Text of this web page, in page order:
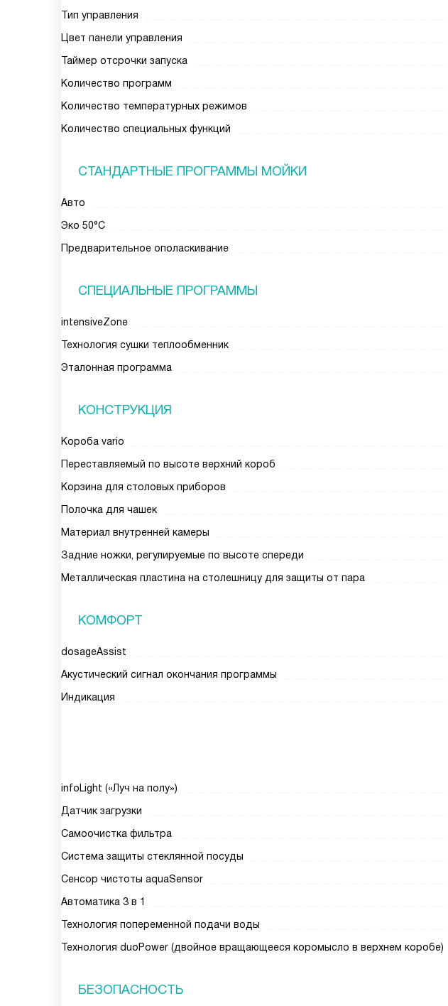
Тип управления
Цвет панели управления
Таймер отсрочки запуска
Количество программ
Количество температурных режимов
Количество специальных функций
СТАНДАРТНЫЕ ПРОГРАММЫ МОЙКИ
Авто
Эко 50°C
Предварительное ополаскивание
СПЕЦИАЛЬНЫЕ ПРОГРАММЫ
intensiveZone
Технология сушки теплообменник
Эталонная программа
КОНСТРУКЦИЯ
Короба vario
Переставляемый по высоте верхний короб
Корзина для столовых приборов
Полочка для чашек
Материал внутренней камеры
Задние ножки, регулируемые по высоте спереди
Металлическая пластина на столешницу для защиты от пара
КОМФОРТ
dosageAssist
Акустический сигнал окончания программы
Индикация
infoLight («Луч на полу»)
Датчик загрузки
Самоочистка фильтра
Система защиты стеклянной посуды
Сенсор чистоты aquaSensor
Автоматика 3 в 1
Технология попеременной подачи воды
Технология duoPower (двойное вращающееся коромысло в верхнем коробе)
БЕЗОПАСНОСТЬ